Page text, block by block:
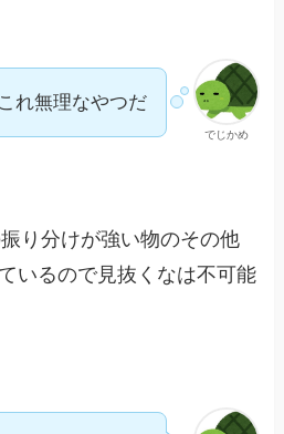
でじかめ
れ無理なやつだ
り分けが強い物のその他
いるので見抜くなは不可能